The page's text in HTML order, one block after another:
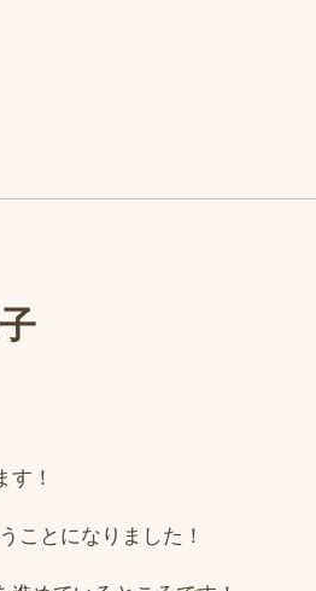
！
ことになりました！